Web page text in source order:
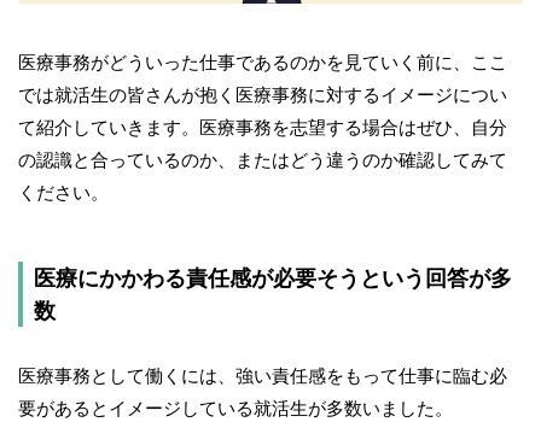
医療事務がどういった仕事であるのかを見ていく前に、ここ
では就活生の皆さんが抱く医療事務に対するイメージについ
て紹介していきます。医療事務を志望する場合はぜひ、自分
の認識と合っているのか、またはどう違うのか確認してみて
ください。
医療にかかわる責任感が必要そうという回答が多
数
医療事務として働くには、強い責任感をもって仕事に臨む必
要があるとイメージしている就活生が多数いました。